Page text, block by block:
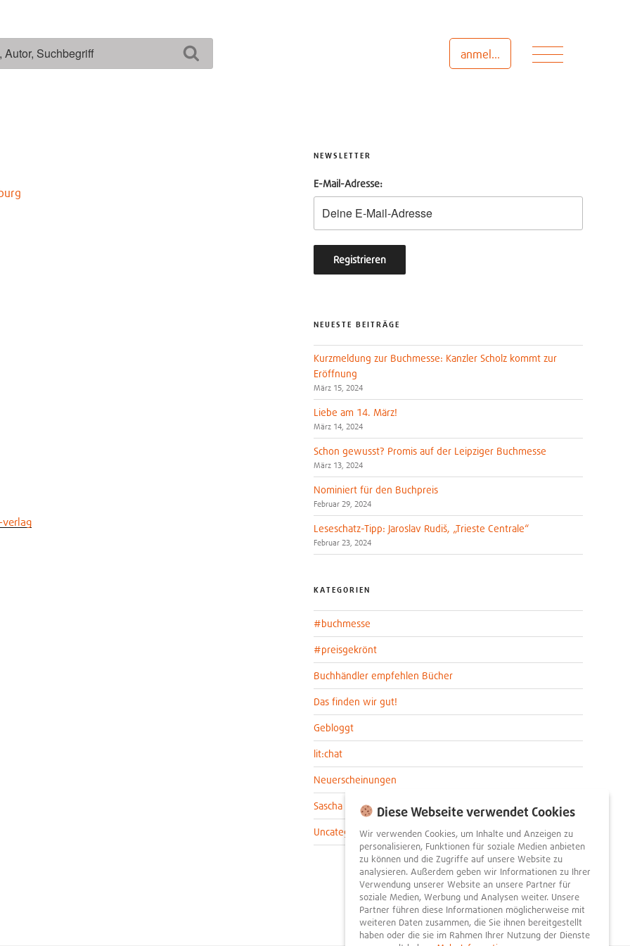
anmelden Menü
verlag
NEWSLETTER
E-Mail-Adresse:
NEUESTE BEITRÄGE
Kurzmeldung zur Buchmesse: Kanzler Scholz kommt zur
Eröffnung
März 15, 2024
Liebe am 14. März!
März 14, 2024
Schon gewusst? Promis auf der Leipziger Buchmesse
März 13, 2024
Nominiert für den Buchpreis
Februar 29, 2024
Leseschatz-Tipp: Jaroslav Rudiš, „Trieste Centrale“
Februar 23, 2024
KATEGORIEN
#buchmesse
#preisgekrönt
Buchhändler empfehlen Bücher
Das finden wir gut!
Gebloggt
lit:chat
Neuerscheinungen
Sascha im lit:blog
Uncategorized
Diese Webseite verwendet Cookies
Wir verwenden Cookies, um Inhalte und Anzeigen zu
personalisieren, Funktionen für soziale Medien anbieten
zu können und die Zugriffe auf unsere Website zu
analysieren. Außerdem geben wir Informationen zu Ihrer
Verwendung unserer Website an unsere Partner für
soziale Medien, Werbung und Analysen weiter. Unsere
Partner führen diese Informationen möglicherweise mit
weiteren Daten zusammen, die Sie ihnen bereitgestellt
haben oder die sie im Rahmen Ihrer Nutzung der Dienste